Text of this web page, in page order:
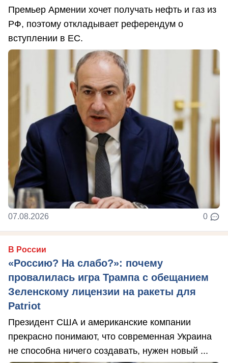
Премьер Армении хочет получать нефть и газ из
РФ, поэтому откладывает референдум о
вступлении в ЕС.
07.08.2026 0
В России
«Россию? На слабо?»: почему
провалилась игра Трампа с обещанием
Зеленскому лицензии на ракеты для
Patriot
Президент США и американские компании
прекрасно понимают, что современная Украина
не способна ничего создавать, нужен новый ...